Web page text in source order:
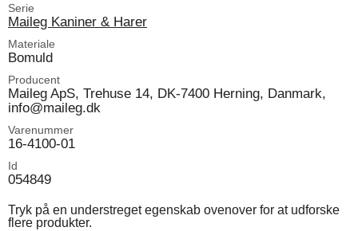
Serie
Maileg Kaniner & Harer
Materiale
Bomuld
Producent
Maileg ApS, Trehuse 14, DK-7400 Herning, Danmark,
info@maileg.dk
Varenummer
16-4100-01
Id
054849
Tryk på en understreget egenskab ovenover for at udforske
flere produkter.